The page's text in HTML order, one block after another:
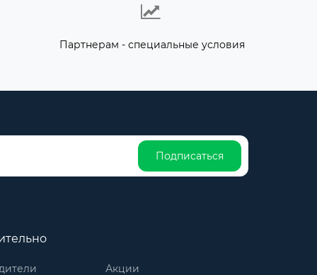
Партнерам - специальные условия
Подписаться
Акции